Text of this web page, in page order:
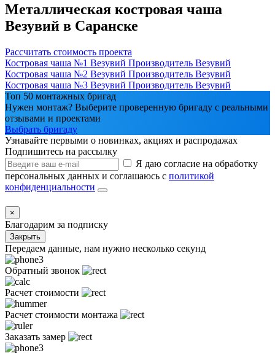
Металлическая костровая чаша
Везувий в Саранске
Рассчитать стоимость проекта
Костровая чаша №1 Везувий Производитель Везувий
Костровая чаша №2 Везувий Производитель Везувий
Костровая чаша №3 Везувий Производитель Везувий
Топ 50 монтажных бригад
Нужен монтаж? Выберите проверенную бригаду с реальными
отзывами и проектами
Выбрать бригаду
Узнавайте первыми о новинках, акциях и распродажах
Подпишитесь на рассылку
Я даю согласие на обработку
персональных данных и соглашаюсь с политикой
конфиденциальности
×
Благодарим за подписку
Закрыть
Передаем данные, нам нужно несколько секунд
Обратный звонок
Расчет стоимости
Расчет стоимости монтажа
Заказать замер